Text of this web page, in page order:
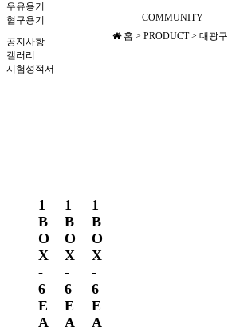
우유용기
협구용기
COMMUNITY
공지사항
갤러리
시험성적서
홈 > PRODUCT > 대광구
1
B
O
X
-
6
E
A
1
B
O
X
-
6
E
A
1
B
O
X
-
6
E
A